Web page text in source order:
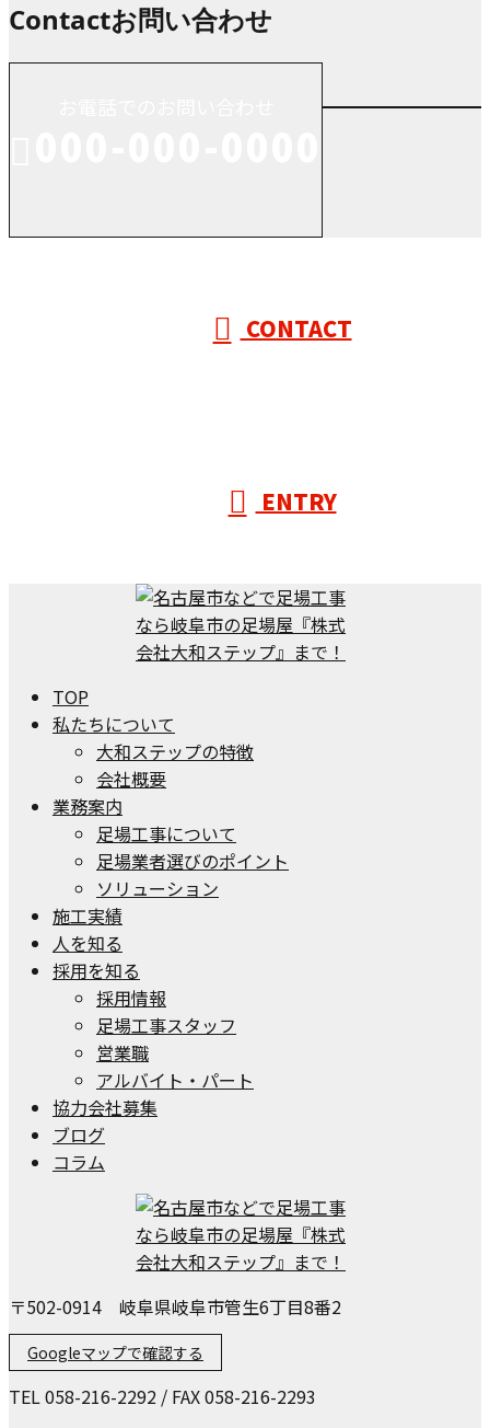
Contactお問い合わせ
CONTACT
ENTRY
TOP
私たちについて
大和ステップの特徴
会社概要
業務案内
足場工事について
足場業者選びのポイント
ソリューション
施工実績
人を知る
採用を知る
採用情報
足場工事スタッフ
営業職
アルバイト・パート
協力会社募集
ブログ
コラム
〒502-0914 岐阜県岐阜市管生6丁目8番2
Googleマップで確認する
TEL 058-216-2292 / FAX 058-216-2293